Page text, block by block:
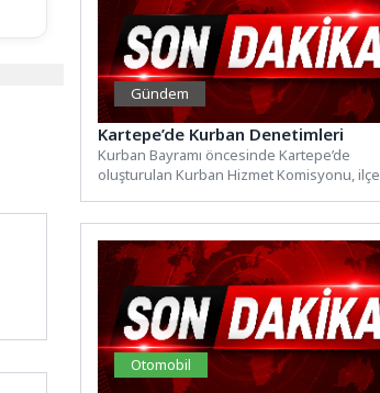
Gündem
Kartepe’de Kurban Denetimleri
Kurban Bayramı öncesinde Kartepe’de
oluşturulan Kurban Hizmet Komisyonu, ilçe
Otomobil